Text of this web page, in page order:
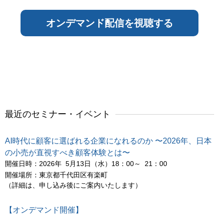
最近のセミナー・イベント
AI時代に顧客に選ばれる企業になれるのか 〜2026年、日本
の小売が直視すべき顧客体験とは〜
開催日時：2026年 5月13日（水）18：00～ 21：00
開催場所：東京都千代田区有楽町
（詳細は、申し込み後にご案内いたします）
【オンデマンド開催】